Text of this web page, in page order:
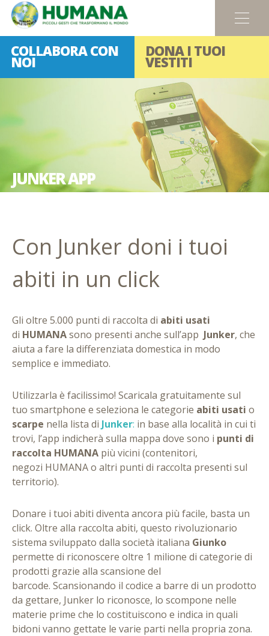
Menu
COLLABORA CON
NOI
DONA I TUOI
VESTITI
JUNKER APP
Con Junker doni i tuoi
abiti in un click
Gli oltre 5.000 punti di raccolta di abiti usati
di HUMANAsono presenti anche sull’app Junker, che
aiuta a fare la differenziata domestica in modo
semplice e immediato.
Utilizzarla è facilissimo! Scaricala gratuitamente sul
tuo smartphone e seleziona le categorie abiti usati o
scarpe nella lista di Junker: in base alla località in cui ti
trovi, l’app indicherà sulla mappa dove sono i punti di
raccolta HUMANA più vicini (contenitori,
negozi HUMANA o altri punti di raccolta presenti sul
territorio).
Donare i tuoi abiti diventa ancora più facile, basta un
click. Oltre alla raccolta abiti, questo rivoluzionario
sistema sviluppato dalla società italiana Giunko
permette di riconoscere oltre 1 milione di categorie di
prodotti grazie alla scansione del
barcode. Scansionando il codice a barre di un prodotto
da gettare, Junker lo riconosce, lo scompone nelle
materie prime che lo costituiscono e indica in quali
bidoni vanno gettate le varie parti nella propria zona.